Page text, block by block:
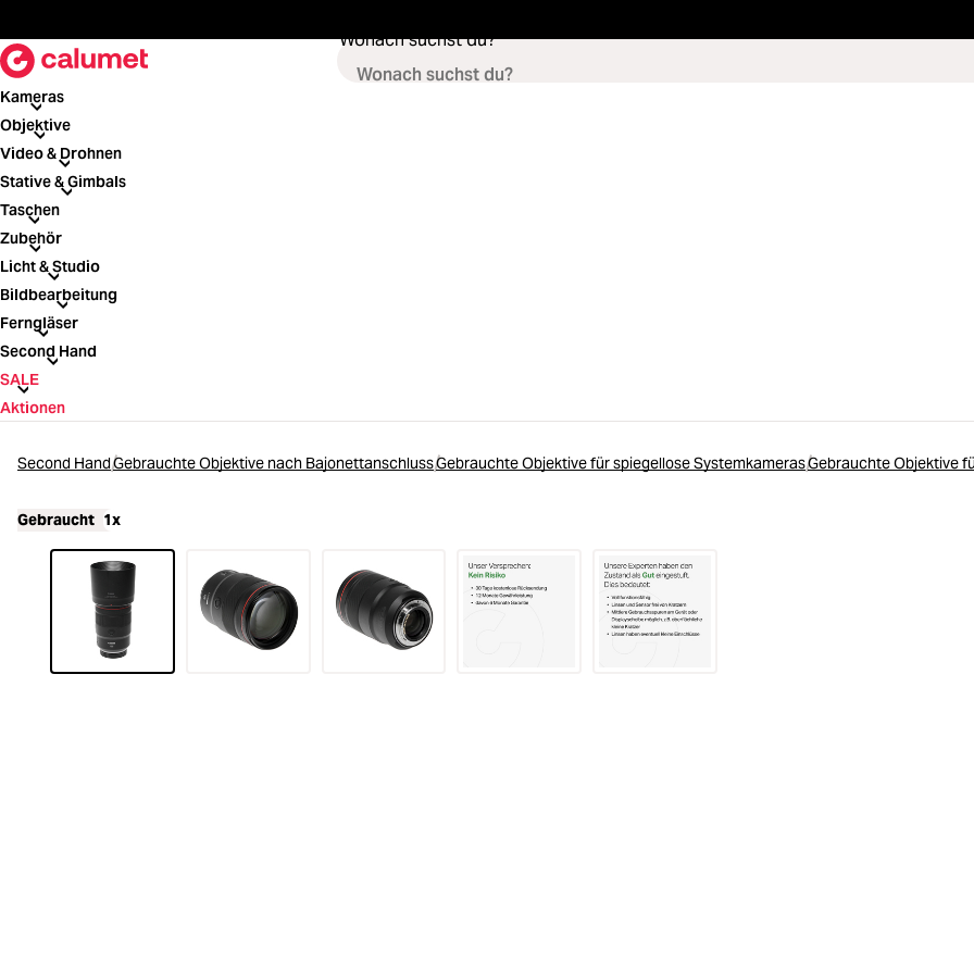
Wonach suchst du?
Kameras
Kameras
Objektive
Objektive
Video & Drohnen
Video & Drohnen
Stative & Gimbals
Stative & Gimbals
Taschen
Taschen
Zubehör
Zubehör
Licht & Studio
Licht & Studio
Bildbearbeitung
Bildbearbeitung
Ferngläser
Ferngläser
Second Hand
Second Hand
SALE
SALE
Aktionen
Second HandGebrauchte Objektive nach BajonettanschlussGebrauchte Objektive für spiegellose SystemkamerasGebrauchte Objektive
Gebraucht 1x